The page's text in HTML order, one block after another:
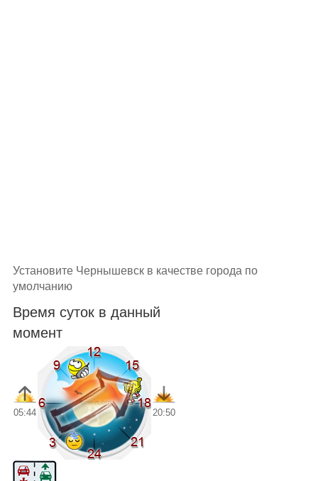
Установите Чернышевск в качестве города по
умолчанию
Время суток в данный
момент
05:44 20:50